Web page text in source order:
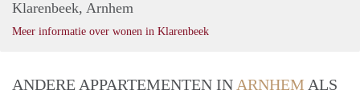
Klarenbeek, Arnhem
Meer informatie over wonen in Klarenbeek
ANDERE APPARTEMENTEN IN ARNHEM ALS